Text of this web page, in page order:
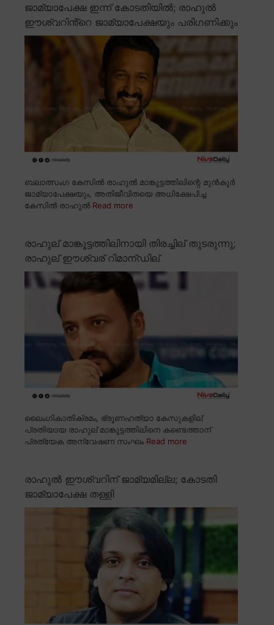
ജാമ്യാപേക്ഷ ഇന്ന് കോടതിയിൽ; രാഹുൽ
ഈശ്വറിൻ്റെ ജാമ്യാപേക്ഷയും പരിഗണിക്കും
ബലാത്സംഗ കേസിൽ രാഹുൽ മാങ്കൂട്ടത്തിലിന്റെ മുൻകൂർ
ജാമ്യാപേക്ഷയും, അതിജീവിതയെ അധിക്ഷേപിച്ച
കേസിൽ രാഹുൽ Read more
രാഹുല് മാങ്കൂട്ടത്തിലിനായി തിരച്ചില് തുടരുന്നു;
രാഹുല് ഈശ്വര് റിമാന്ഡില്
ലൈംഗികാതിക്രമം, ഭ്രൂണഹത്യാ കേസുകളില്
പ്രതിയായ രാഹുല് മാങ്കൂട്ടത്തിലിനെ കണ്ടെത്താന്
പ്രത്യേക അന്വേഷണ സംഘം Read more
രാഹുൽ ഈശ്വറിന് ജാമ്യമില്ല; കോടതി
ജാമ്യാപേക്ഷ തള്ളി